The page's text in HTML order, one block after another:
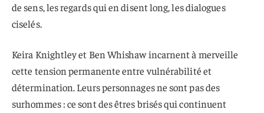
de sens, les regards qui en disent long, les dialogues
ciselés.
Keira Knightley et Ben Whishaw incarnent à merveille
cette tension permanente entre vulnérabilité et
détermination. Leurs personnages ne sont pas des
surhommes : ce sont des êtres brisés qui continuent